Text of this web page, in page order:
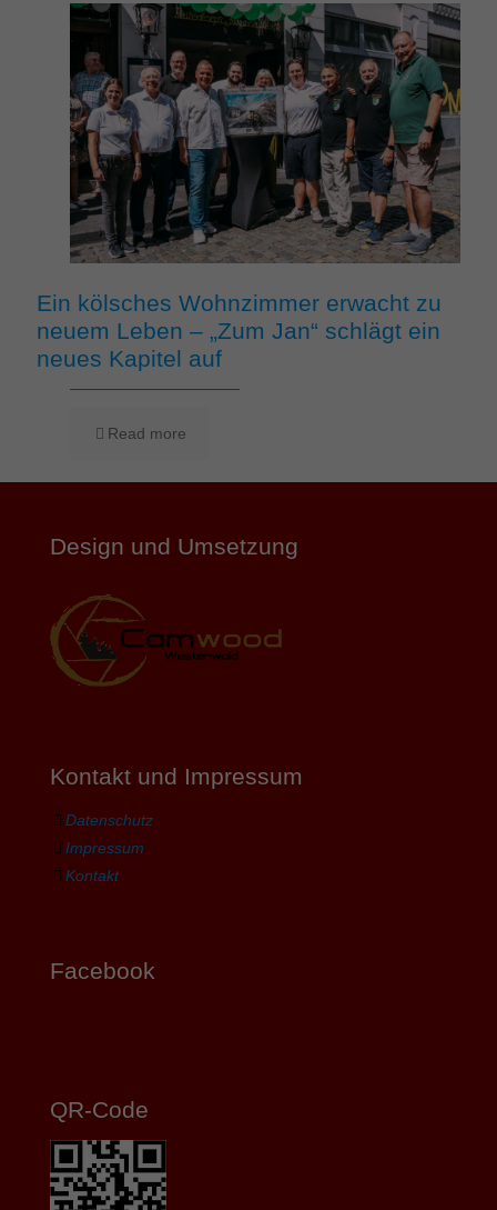
Ein kölsches Wohnzimmer erwacht zu
neuem Leben – „Zum Jan“ schlägt ein
neues Kapitel auf
Read more
Design und Umsetzung
Kontakt und Impressum
Datenschutz
Impressum
Kontakt
Facebook
QR-Code